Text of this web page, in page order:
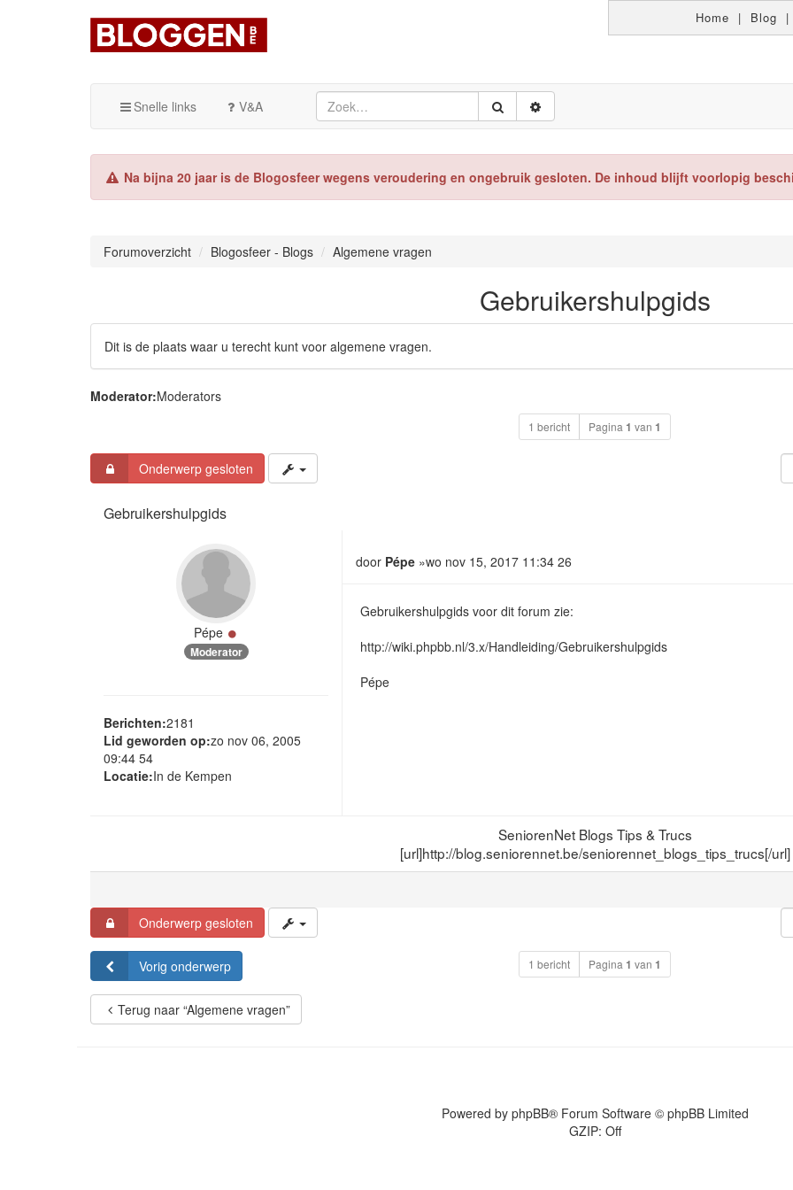
Home | Blog |
Snelle links V&A
Na bijna 20 jaar is de Blogosfeer wegens veroudering en ongebruik gesloten. De inhoud blijft voorlopig
Forumoverzicht Blogosfeer - Blogs Algemene vragen
Gebruikershulpgids
Dit is de plaats waar u terecht kunt voor algemene vragen.
Moderator:Moderators
1 bericht Pagina 1 van 1
Onderwerp gesloten
Gebruikershulpgids
Pépe
Moderator
Berichten:2181
Lid geworden op:zo nov 06, 2005
09:44 54
Locatie:In de Kempen
door Pépe »wo nov 15, 2017 11:34 26
Gebruikershulpgids voor dit forum zie:
http://wiki.phpbb.nl/3.x/Handleiding/Gebruikershulpgids
Pépe
SeniorenNet Blogs Tips & Trucs
[url]http://blog.seniorennet.be/seniorennet_blogs_tips_trucs[/url]
Onderwerp gesloten
Vorig onderwerp 1 bericht Pagina 1 van 1
Terug naar “Algemene vragen”
Powered by phpBB® Forum Software © phpBB Limited
GZIP: Off